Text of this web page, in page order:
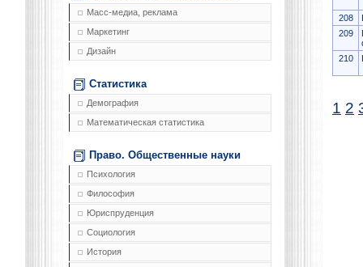
Масс-медиа, реклама
Маркетинг
Дизайн
Статистика
Демография
Математическая статистика
Право. Общественные науки
Психология
Философия
Юриспруденция
Социология
История
208
209
210
1 2